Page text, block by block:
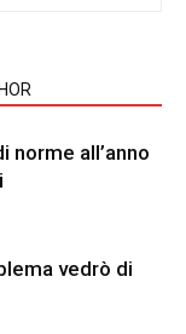
norme all’anno
vedrò di